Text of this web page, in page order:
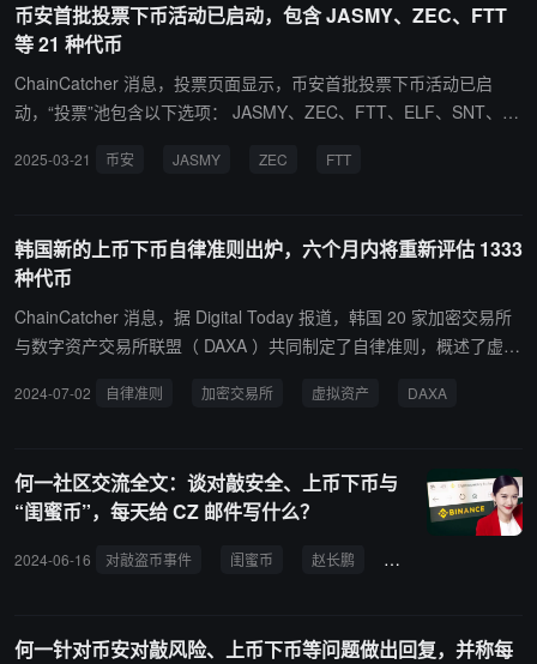
币安首批投票下币活动已启动，包含 JASMY、ZEC、FTT
等 21 种代币
ChainCatcher 消息，投票页面显示，币安首批投票下币活动已启
动，“投票”池包含以下选项： JASMY、ZEC、FTT、ELF、SNT、S
R、BETA、CREAM、FIRO、VIDT、NULS、TROY、ALPACA、UF
将由官方审查流程和标准来确定。
2025-03-21 币安 JASMY ZEC FTT
韩国新的上币下币自律准则出炉，六个月内将重新评估 1333
种代币
ChainCatcher 消息，据 Digital Today 报道，韩国 20 家加密交易所
与数字资产交易所联盟（ DAXA ）共同制定了自律准则，概述了虚拟
成的行业机构。此举是为定于 7 月 19 日实施的《虚拟资产用户保护
拟资产将进行重新评估。在今年 1 月至 6 月期间，DAXA 成员交易所
共下架了39种加密货币。尽管审查力度加大，但业界预计不会出现大
规模一次性下架的情况。
2024-07-02 自律准则 加密交易所 虚拟资产 DAXA
何一社区交流全文：谈对敲安全、上币下币与
“闺蜜币”，每天给 CZ 邮件写什么？
2024-06-16 对敲盗币事件 闺蜜币 赵长鹏 币安
何一针对币安对敲风险、上币下币等问题做出回复，并称每